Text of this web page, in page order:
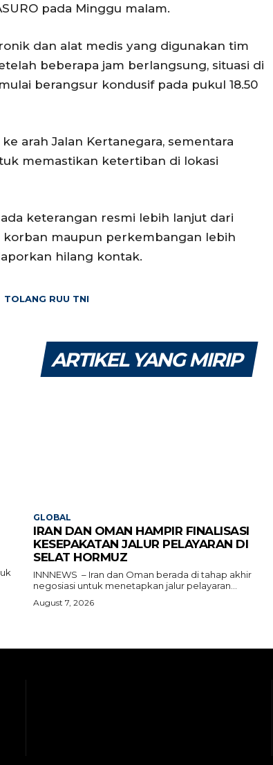
pada Minggu malam.
dan alat medis yang digunakan tim
beberapa jam berlangsung, situasi di
berangsur kondusif pada pukul 18.50
arah Jalan Kertanegara, sementara
memastikan ketertiban di lokasi
keterangan resmi lebih lanjut dari
maupun perkembangan lebih
hilang kontak.
TOLANG RUU TNI
ARTIKEL YANG MIRIP
GLOBAL
IRAN DAN OMAN HAMPIR FINALISASI
KESEPAKATAN JALUR PELAYARAN DI
SELAT HORMUZ
INNNEWS – Iran dan Oman berada di tahap akhir
negosiasi untuk menetapkan jalur pelayaran...
August 7, 2026